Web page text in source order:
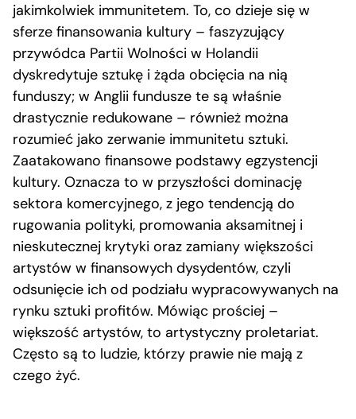
jakimkolwiek immunitetem. To, co dzieje się w
sferze finansowania kultury – faszyzujący
przywódca Partii Wolności w Holandii
dyskredytuje sztukę i żąda obcięcia na nią
funduszy; w Anglii fundusze te są właśnie
drastycznie redukowane – również można
rozumieć jako zerwanie immunitetu sztuki.
Zaatakowano finansowe podstawy egzystencji
kultury. Oznacza to w przyszłości dominację
sektora komercyjnego, z jego tendencją do
rugowania polityki, promowania aksamitnej i
nieskutecznej krytyki oraz zamiany większości
artystów w finansowych dysydentów, czyli
odsunięcie ich od podziału wypracowywanych na
rynku sztuki profitów. Mówiąc prościej –
większość artystów, to artystyczny proletariat.
Często są to ludzie, którzy prawie nie mają z
czego żyć.